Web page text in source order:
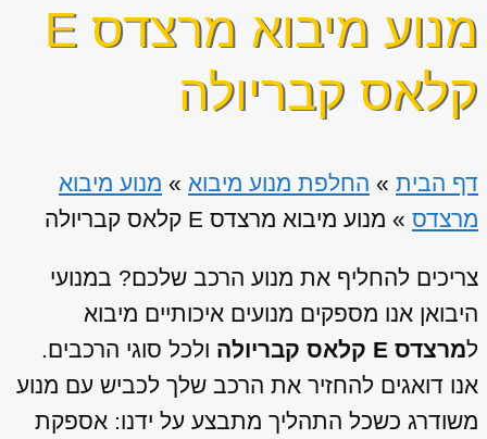
מנוע מיבוא מרצדס E
קלאס קבריולה
דף הבית » החלפת מנוע מיבוא » מנוע מיבוא
מרצדס » מנוע מיבוא מרצדס E קלאס קבריולה
צריכים להחליף את מנוע הרכב שלכם? במנועי
היבואן אנו מספקים מנועים איכותיים מיבוא
למרצדס E קלאס קבריולה
ולכל סוגי הרכבים.
אנו דואגים להחזיר את הרכב שלך לכביש עם מנוע
משודרג כשכל התהליך מתבצע על ידנו: אספקת